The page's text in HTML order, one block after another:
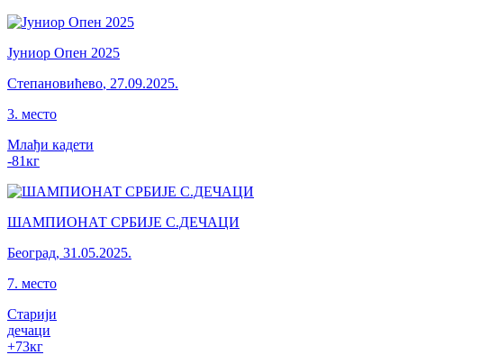
Јуниор Опен 2025
Степановићево, 27.09.2025.
3. место
Млађи кадети
-81кг
ШАМПИОНАТ СРБИЈЕ С.ДЕЧАЦИ
Београд, 31.05.2025.
7. место
Старији
дечаци
+73кг